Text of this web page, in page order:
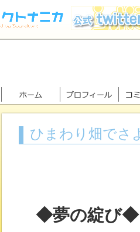
ひまわり畑でさ
◆夢の綻び◆